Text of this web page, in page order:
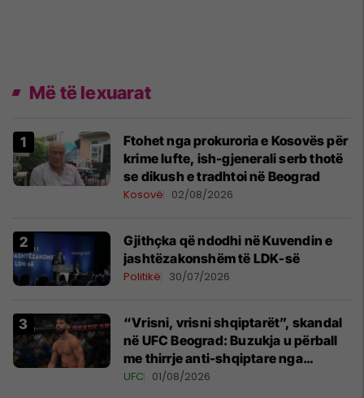
Më të lexuarat
Ftohet nga prokuroria e Kosovës për
krime lufte, ish-gjenerali serb thotë
se dikush e tradhtoi në Beograd
Kosovë 02/08/2026
Gjithçka që ndodhi në Kuvendin e
jashtëzakonshëm të LDK-së
Politikë 30/07/2026
“Vrisni, vrisni shqiptarët”, skandal
në UFC Beograd: Buzukja u përball
me thirrje anti-shqiptare nga
tribunat
UFC 01/08/2026